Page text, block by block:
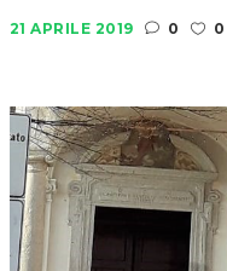
21 APRILE 2019 0 0